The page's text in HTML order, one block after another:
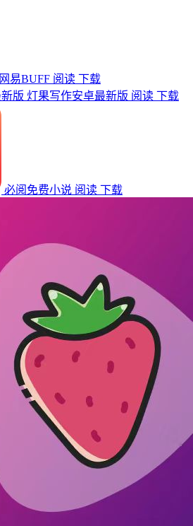
网易BUFF 阅读
下载
灯果写作安卓最新版 阅读 下载
必阅免费小说 阅读 下载